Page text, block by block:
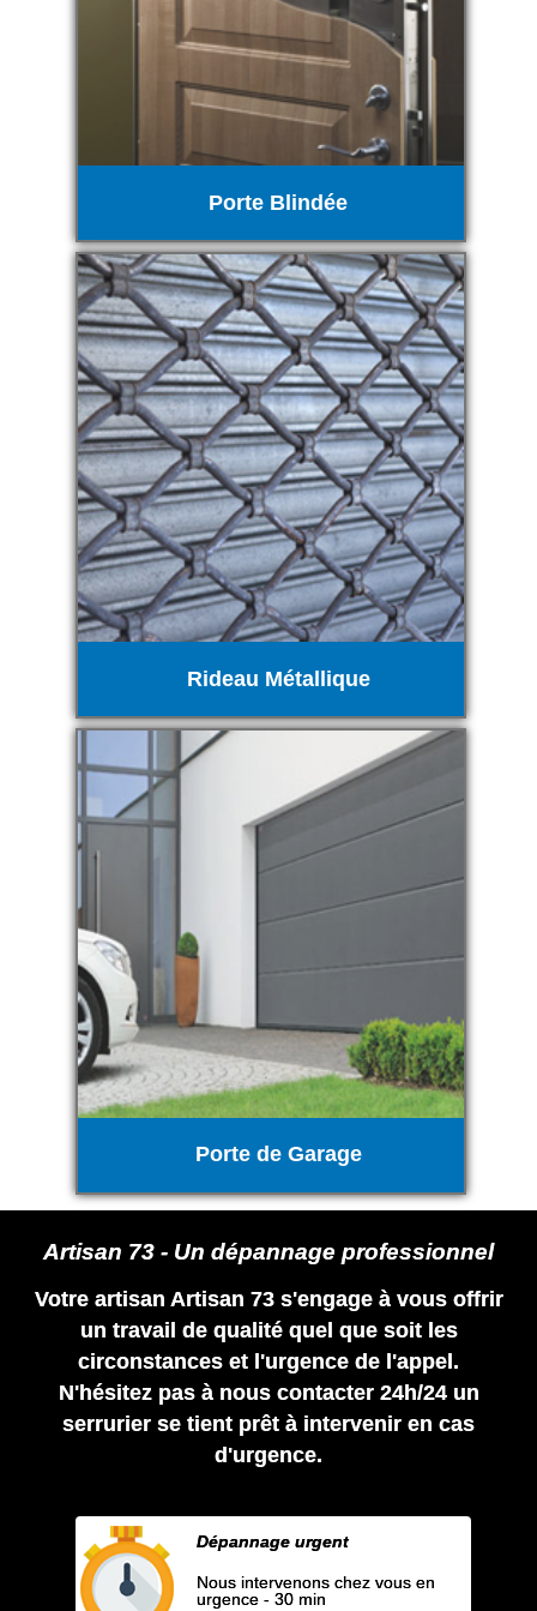
Porte Blindée
Rideau Métallique
Porte de Garage
Artisan 73 - Un dépannage professionnel
Votre artisan Artisan 73 s'engage à vous offrir
un travail de qualité quel que soit les
circonstances et l'urgence de l'appel.
N'hésitez pas à nous contacter 24h/24 un
serrurier se tient prêt à intervenir en cas
d'urgence.
Dépannage urgent
Nous intervenons chez vous en
urgence - 30 min